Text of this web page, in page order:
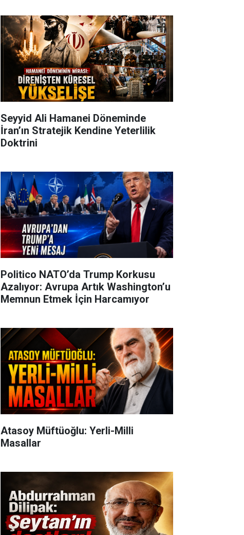
Seyyid Ali Hamanei Döneminde
İran’ın Stratejik Kendine Yeterlilik
Doktrini
Politico NATO’da Trump Korkusu
Azalıyor: Avrupa Artık Washington’u
Memnun Etmek İçin Harcamıyor
Atasoy Müftüoğlu: Yerli-Milli
Masallar